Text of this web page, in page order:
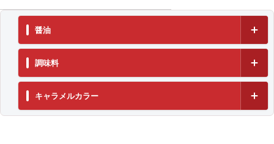
醤油
薄口しょうゆ
調味料
オイスターソース
キャラメルカラー